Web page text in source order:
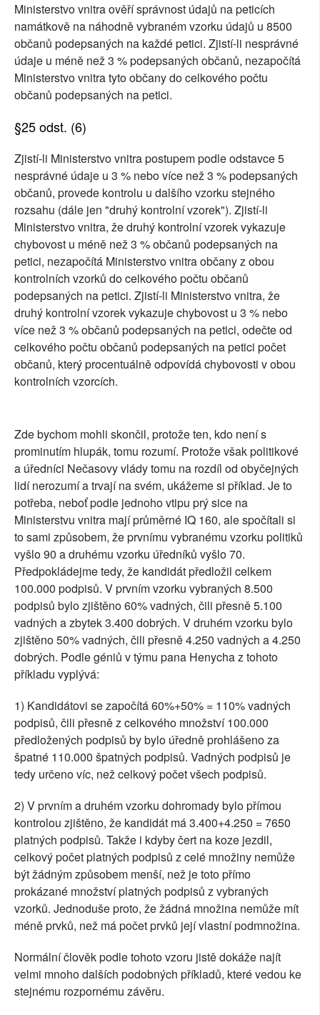
Ministerstvo vnitra ověří správnost údajů na peticích
namátkově na náhodně vybraném vzorku údajů u 8500
občanů podepsaných na každé petici. Zjistí-li nesprávné
údaje u méně než 3 % podepsaných občanů, nezapočítá
Ministerstvo vnitra tyto občany do celkového počtu
občanů podepsaných na petici.
§25 odst. (6)
Zjistí-li Ministerstvo vnitra postupem podle odstavce 5
nesprávné údaje u 3 % nebo více než 3 % podepsaných
občanů, provede kontrolu u dalšího vzorku stejného
rozsahu (dále jen "druhý kontrolní vzorek"). Zjistí-li
Ministerstvo vnitra, že druhý kontrolní vzorek vykazuje
chybovost u méně než 3 % občanů podepsaných na
petici, nezapočítá Ministerstvo vnitra občany z obou
kontrolních vzorků do celkového počtu občanů
podepsaných na petici. Zjistí-li Ministerstvo vnitra, že
druhý kontrolní vzorek vykazuje chybovost u 3 % nebo
více než 3 % občanů podepsaných na petici, odečte od
celkového počtu občanů podepsaných na petici počet
občanů, který procentuálně odpovídá chybovosti v obou
kontrolních vzorcích.
Zde bychom mohli skončil, protože ten, kdo není s
prominutím hlupák, tomu rozumí. Protože však politikové
a úředníci Nečasovy vlády tomu na rozdíl od obyčejných
lidí nerozumí a trvají na svém, ukážeme si příklad. Je to
potřeba, neboť podle jednoho vtipu prý sice na
Ministerstvu vnitra mají průměrné IQ 160, ale spočítali si
to sami způsobem, že prvnímu vybranému vzorku politiků
vyšlo 90 a druhému vzorku úředníků vyšlo 70.
Předpokládejme tedy, že kandidát předložil celkem
100.000 podpisů. V prvním vzorku vybraných 8.500
podpisů bylo zjištěno 60% vadných, čili přesně 5.100
vadných a zbytek 3.400 dobrých. V druhém vzorku bylo
zjištěno 50% vadných, čili přesně 4.250 vadných a 4.250
dobrých. Podle géniů v týmu pana Henycha z tohoto
příkladu vyplývá:
1) Kandidátovi se započítá 60%+50% = 110% vadných
podpisů, čili přesně z celkového množství 100.000
předložených podpisů by bylo úředně prohlášeno za
špatné 110.000 špatných podpisů. Vadných podpisů je
tedy určeno víc, než celkový počet všech podpisů.
2) V prvním a druhém vzorku dohromady bylo přímou
kontrolou zjištěno, že kandidát má 3.400+4.250 = 7650
platných podpisů. Takže i kdyby čert na koze jezdil,
celkový počet platných podpisů z celé množiny nemůže
být žádným způsobem menší, než je toto přímo
prokázané množství platných podpisů z vybraných
vzorků. Jednoduše proto, že žádná množina nemůže mít
méně prvků, než má počet prvků její vlastní podmnožina.
Normální člověk podle tohoto vzoru jistě dokáže najít
velmi mnoho dalších podobných příkladů, které vedou ke
stejnému rozpornému závěru.